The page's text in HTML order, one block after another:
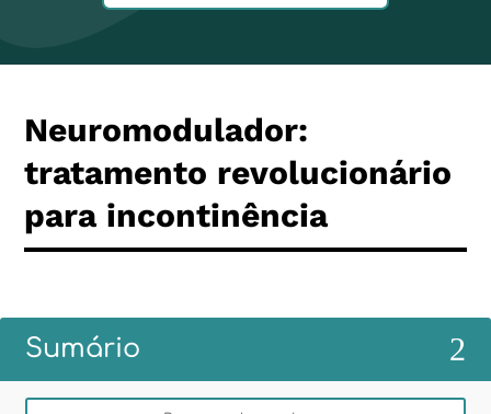
Neuromodulador:
tratamento revolucionário
para incontinência
Sumário 2